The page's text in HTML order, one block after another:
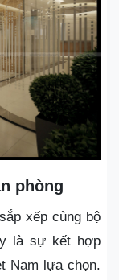
phòng
xếp cùng bộ
là sự kết hợp
Nam lựa chọn.